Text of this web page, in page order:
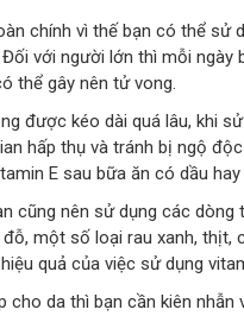
chính vì thế bạn có thể sử
với người lớn thì mỗi
thể gây nên tử vong.
được kéo dài quá lâu, khi
hấp thụ và tránh bị ngộ
E sau bữa ăn có dầu
cũng nên sử dụng các
một số loại rau xanh, thịt,
quả của việc sử dụng
cho da thì bạn cần kiên